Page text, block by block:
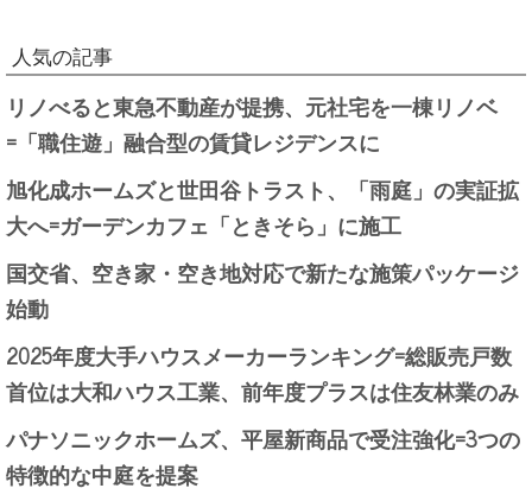
人気の記事
リノべると東急不動産が提携、元社宅を一棟リノベ
=「職住遊」融合型の賃貸レジデンスに
旭化成ホームズと世田谷トラスト、「雨庭」の実証拡
大へ=ガーデンカフェ「ときそら」に施工
国交省、空き家・空き地対応で新たな施策パッケージ
始動
2025年度大手ハウスメーカーランキング=総販売戸数
首位は大和ハウス工業、前年度プラスは住友林業のみ
パナソニックホームズ、平屋新商品で受注強化=3つの
特徴的な中庭を提案